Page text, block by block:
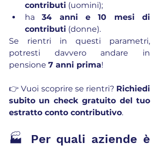
contributi (uomini);
ha 34 anni e 10 mesi di
contributi (donne).
Se rientri in questi parametri,
potresti davvero andare in
pensione 7 anni prima!
👉 Vuoi scoprire se rientri? Richiedi
subito un check gratuito del tuo
estratto conto contributivo.
🏭 Per quali aziende è